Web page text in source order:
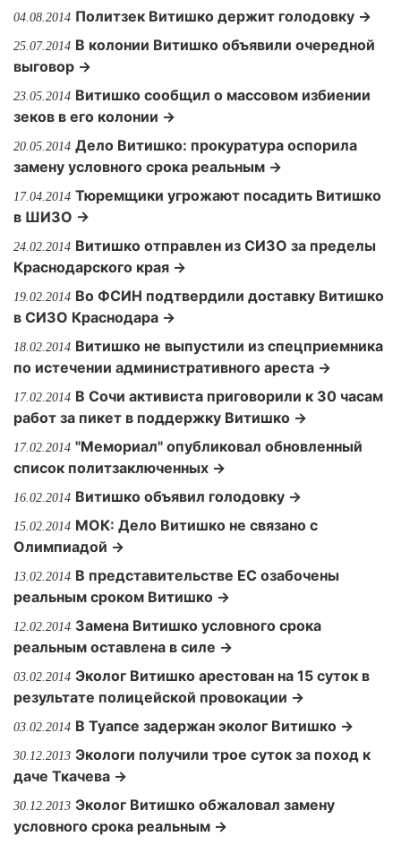
04.08.2014 Политзек Витишко держит голодовку →
25.07.2014 В колонии Витишко объявили очередной
выговор →
23.05.2014 Витишко сообщил о массовом избиении
зеков в его колонии →
20.05.2014 Дело Витишко: прокуратура оспорила
замену условного срока реальным →
17.04.2014 Тюремщики угрожают посадить Витишко
в ШИЗО →
24.02.2014 Витишко отправлен из СИЗО за пределы
Краснодарского края →
19.02.2014 Во ФСИН подтвердили доставку Витишко
в СИЗО Краснодара →
18.02.2014 Витишко не выпустили из спецприемника
по истечении административного ареста →
17.02.2014 В Сочи активиста приговорили к 30 часам
работ за пикет в поддержку Витишко →
17.02.2014 "Мемориал" опубликовал обновленный
список политзаключенных →
16.02.2014 Витишко объявил голодовку →
15.02.2014 МОК: Дело Витишко не связано с
Олимпиадой →
13.02.2014 В представительстве ЕС озабочены
реальным сроком Витишко →
12.02.2014 Замена Витишко условного срока
реальным оставлена в силе →
03.02.2014 Эколог Витишко арестован на 15 суток в
результате полицейской провокации →
03.02.2014 В Туапсе задержан эколог Витишко →
30.12.2013 Экологи получили трое суток за поход к
даче Ткачева →
30.12.2013 Эколог Витишко обжаловал замену
условного срока реальным →